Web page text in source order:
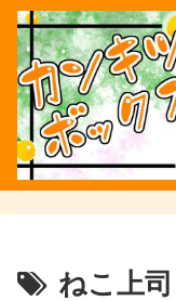
ねこ上